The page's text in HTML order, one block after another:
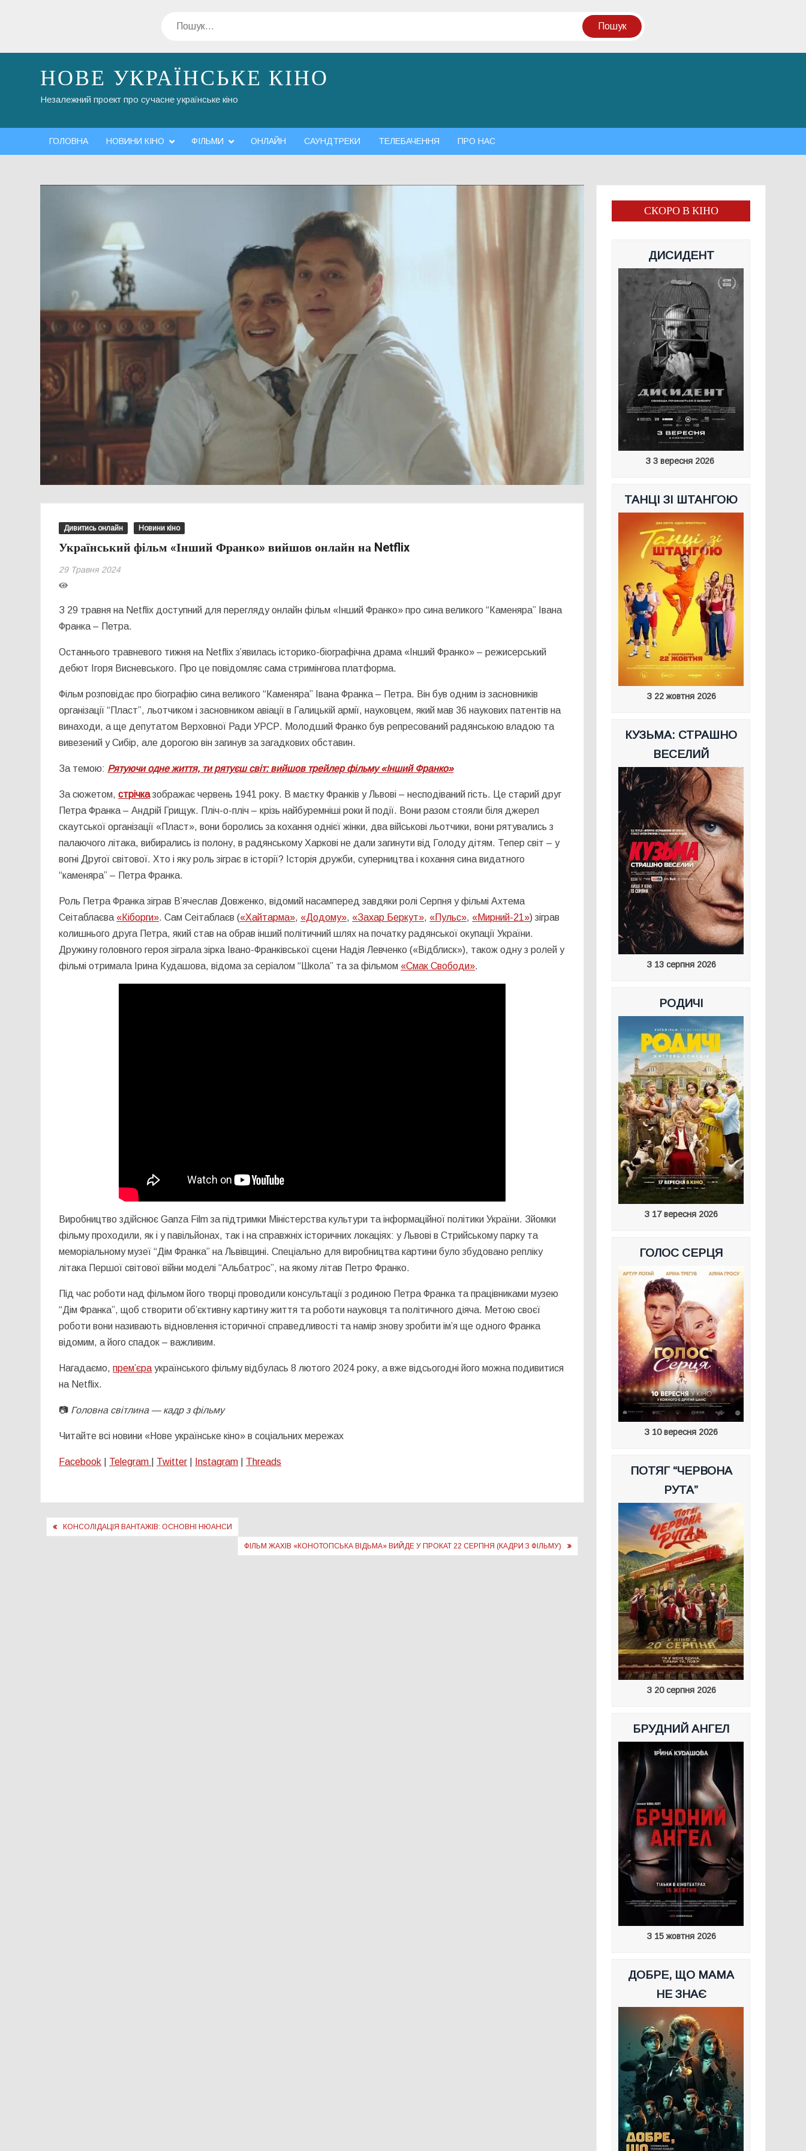
Пошук
НОВЕ УКРАЇНСЬКЕ КІНО
Незалежний проект про сучасне українське кіно
ГОЛОВНА НОВИНИ КІНО ФІЛЬМИ ОНЛАЙН САУНДТРЕКИ ТЕЛЕБАЧЕННЯ ПРО НАС
Дивитись онлайн Новини кіно
Український фільм «Інший Франко» вийшов онлайн на Netflix
29 Травня 2024
З 29 травня на Netflix доступний для перегляду онлайн фільм «Інший Франко» про сина великого “Каменяра” Івана
Франка – Петра.
Останнього травневого тижня на Netflix з’явилась історико-біографічна драма «Інший Франко» – режисерський
дебют Ігоря Висневського. Про це повідомляє сама стримінгова платформа.
Фільм розповідає про біографію сина великого “Каменяра” Івана Франка – Петра. Він був одним із засновників
організації “Пласт”, льотчиком і засновником авіації в Галицькій армії, науковцем, який мав 36 наукових патентів на
винаходи, а ще депутатом Верховної Ради УРСР. Молодший Франко був репресований радянською владою та
вивезений у Сибір, але дорогою він загинув за загадкових обставин.
За темою: Рятуючи одне життя, ти рятуєш світ: вийшов трейлер фільму «Інший Франко»
За сюжетом,стрічказображає червень 1941 року. В маєтку Франків у Львові – несподіваний гість. Це старий друг
Петра Франка – Андрій Грищук. Пліч-о-пліч – крізь найбуремніші роки й події. Вони разом стояли біля джерел
скаутської організації «Пласт», вони боролись за кохання однієї жінки, два військові льотчики, вони рятувались з
палаючого літака, вибирались із полону, в радянському Харкові не дали загинути від Голоду дітям. Тепер світ – у
вогні Другої світової. Хто і яку роль зіграє в історії? Історія дружби, суперництва і кохання сина видатного
“каменяра” – Петра Франка.
Роль Петра Франка зіграв В’ячеслав Довженко, відомий насамперед завдяки ролі Серпня у фільмі Ахтема
Сеітаблаєва «Кіборги». Сам Сеітаблаєв («Хайтарма», «Додому», «Захар Беркут», «Пульс», «Мирний-21») зіграв
колишнього друга Петра, який став на обрав інший політичний шлях на початку радянської окупації України.
Дружину головного героя зіграла зірка Івано-Франківської сцени Надія Левченко («Відблиск»), також одну з ролей у
фільмі отримала Ірина Кудашова, відома за cеріалом “Школа” та за фільмом «Смак Свободи».
Виробництво здійснює Ganza Film за підтримки Міністерства культури та інформаційної політики України. Зйомки
фільму проходили, як і у павільйонах, так і на справжніх історичних локаціях: у Львові в Стрийському парку та
меморіальному музеї “Дім Франка” на Львівщині. Спеціально для виробництва картини було збудовано репліку
літака Першої світової війни моделі “Альбатрос”, на якому літав Петро Франко.
Під час роботи над фільмом його творці проводили консультації з родиною Петра Франка та працівниками музею
“Дім Франка”, щоб створити об’єктивну картину життя та роботи науковця та політичного діяча. Метою своєї
роботи вони називають відновлення історичної справедливості та намір знову зробити ім’я ще одного Франка
відомим, а його спадок – важливим.
Нагадаємо,прем’єра українського фільму відбулась 8 лютого 2024 року, а вже відсьогодні його можна подивитися
на Netflix.
📷 Головна світлина — кадр з фільму
Читайте всі новини «Нове українське кіно» в соціальних мережах
Facebook Telegram Twitter Instagram Threads
Навігація
КОНСОЛІДАЦІЯ ВАНТАЖІВ: ОСНОВНІ НЮАНСИ
ФІЛЬМ ЖАХІВ «КОНОТОПСЬКА ВІДЬМА» ВИЙДЕ У ПРОКАТ 22 СЕРПНЯ (КАДРИ З ФІЛЬМУ)
СКОРО В КІНО
ДИСИДЕНТ
З 3 вересня 2026
ТАНЦІ ЗІ ШТАНГОЮ
З 22 жовтня 2026
КУЗЬМА: СТРАШНО
ВЕСЕЛИЙ
З 13 серпня 2026
РОДИЧІ
З 17 вересня 2026
ГОЛОС СЕРЦЯ
З 10 вересня 2026
ПОТЯГ “ЧЕРВОНА
РУТА”
З 20 серпня 2026
БРУДНИЙ АНГЕЛ
З 15 жовтня 2026
ДОБРЕ, ЩО МАМА
НЕ ЗНАЄ